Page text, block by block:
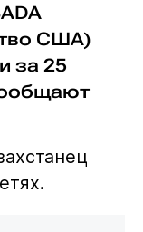
США)
за 25